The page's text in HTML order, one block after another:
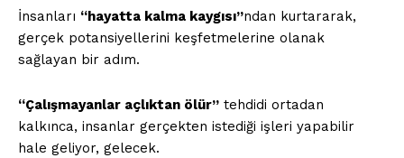
İnsanları “hayatta kalma kaygısı”ndan kurtararak,
gerçek potansiyellerini keşfetmelerine olanak
sağlayan bir adım.
“Çalışmayanlar açlıktan ölür” tehdidi ortadan
kalkınca, insanlar gerçekten istediği işleri yapabilir
hale geliyor, gelecek.